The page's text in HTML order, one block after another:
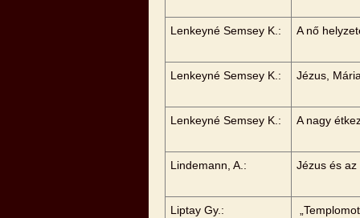
Lenkeyné Semsey K.: A nő
Lenkeyné Semsey K.: Jézus,
Lenkeyné Semsey K.: A nagy
Lindemann, A.: Jézus és
Liptay Gy.: